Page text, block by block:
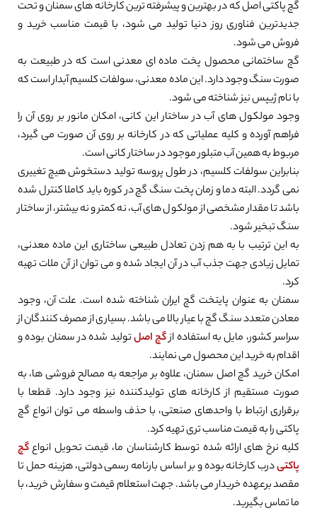
گچ پاکتی اصل که در بهترین و پیشرفته ترین کارخانه های سمنان و تحت
جدیدترین فناوری روز دنیا تولید می شود، با قیمت مناسب خرید و
فروش می شود.
گچ ساختمانی محصول پخت ماده ای معدنی است که در طبیعت به
صورت سنگ وجود دارد. این ماده معدنی، سولفات کلسیم آبدار است که
با نام ژیپس نیز شناخته می شود.
وجود مولکول های آب در ساختار این کانی، امکان مانور بر روی آن را
فراهم آورده و کلیه عملیاتی که در کارخانه بر روی آن صورت می گیرد،
مربوط به همین آب متبلور موجود در ساختار کانی است.
بنابراین سولفات کلسیم، در طول پروسه تولید دستخوش هیچ تغییری
نمی گردد. البته دما و زمان پخت سنگ گچ در کوره باید کاملا کنترل شده
باشد تا مقدار مشخصی از مولکول های آب، نه کمتر و نه بیشتر، از ساختار
سنگ تبخیر شود.
به این ترتیب با به هم زدن تعادل طبیعی ساختاری این ماده معدنی،
تمایل زیادی جهت جذب آب در آن ایجاد شده و می توان از آن ملات تهیه
کرد.
سمنان به عنوان پایتخت گچ ایران شناخته شده است. علت آن، وجود
معادن متعدد سنگ گچ با عیار بالا می باشد. بسیاری از مصرف کنندگان از
سراسر کشور، مایل به استفاده ازگچ اصلتولید شده در سمنان بوده و
اقدام به خرید این محصول می نمایند.
امکان خرید گچ اصل سمنان، علاوه بر مراجعه به مصالح فروشی ها، به
صورت مستقیم از کارخانه های تولیدکننده نیز وجود دارد. قطعا با
برقراری ارتباط با واحدهای صنعتی، با حذف واسطه می توان انواع گچ
پاکتی را به قیمت مناسب تری تهیه کرد.
کلیه نرخ های ارائه شده توسط کارشناسان ما، قیمت تحویل انواعگچ
پاکتیدرب کارخانه بوده و بر اساس بارنامه رسمی دولتی، هزینه حمل تا
مقصد برعهده خریدار می باشد. جهت استعلام قیمت و سفارش خرید، با
ما تماس بگیرید.